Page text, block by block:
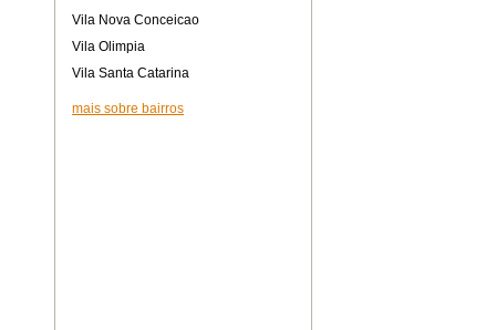
Vila Nova Conceicao
Vila Olimpia
Vila Santa Catarina
mais sobre bairros